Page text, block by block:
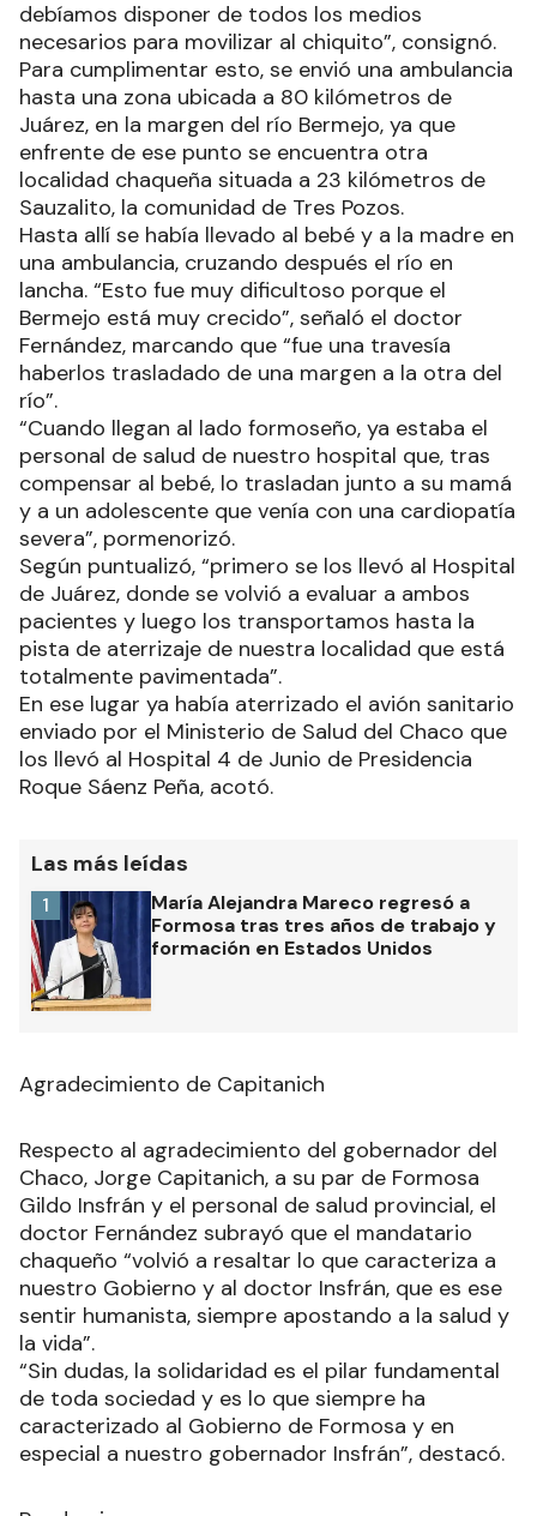
debíamos disponer de todos los medios
necesarios para movilizar al chiquito”, consignó.
Para cumplimentar esto, se envió una ambulancia
hasta una zona ubicada a 80 kilómetros de
Juárez, en la margen del río Bermejo, ya que
enfrente de ese punto se encuentra otra
localidad chaqueña situada a 23 kilómetros de
Sauzalito, la comunidad de Tres Pozos.
Hasta allí se había llevado al bebé y a la madre en
una ambulancia, cruzando después el río en
lancha. “Esto fue muy dificultoso porque el
Bermejo está muy crecido”, señaló el doctor
Fernández, marcando que “fue una travesía
haberlos trasladado de una margen a la otra del
río”.
“Cuando llegan al lado formoseño, ya estaba el
personal de salud de nuestro hospital que, tras
compensar al bebé, lo trasladan junto a su mamá
y a un adolescente que venía con una cardiopatía
severa”, pormenorizó.
Según puntualizó, “primero se los llevó al Hospital
de Juárez, donde se volvió a evaluar a ambos
pacientes y luego los transportamos hasta la
pista de aterrizaje de nuestra localidad que está
totalmente pavimentada”.
En ese lugar ya había aterrizado el avión sanitario
enviado por el Ministerio de Salud del Chaco que
los llevó al Hospital 4 de Junio de Presidencia
Roque Sáenz Peña, acotó.
Las más leídas
María Alejandra Mareco regresó a
Formosa tras tres años de trabajo y
formación en Estados Unidos
1
Agradecimiento de Capitanich
Respecto al agradecimiento del gobernador del
Chaco, Jorge Capitanich, a su par de Formosa
Gildo Insfrán y el personal de salud provincial, el
doctor Fernández subrayó que el mandatario
chaqueño “volvió a resaltar lo que caracteriza a
nuestro Gobierno y al doctor Insfrán, que es ese
sentir humanista, siempre apostando a la salud y
la vida”.
“Sin dudas, la solidaridad es el pilar fundamental
de toda sociedad y es lo que siempre ha
caracterizado al Gobierno de Formosa y en
especial a nuestro gobernador Insfrán”, destacó.